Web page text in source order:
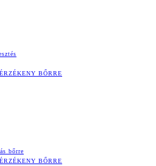
BŐRRE
bőrre
BŐRRE